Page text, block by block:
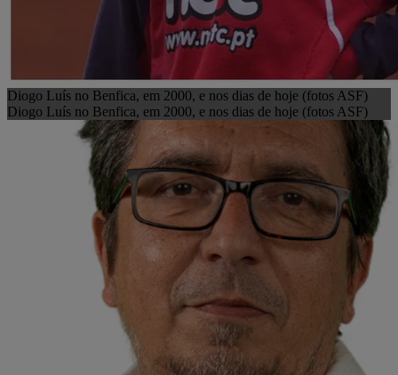
Diogo Luís no Benfica, em 2000, e nos dias de hoje (fotos ASF)
Diogo Luís no Benfica, em 2000, e nos dias de hoje (fotos ASF)